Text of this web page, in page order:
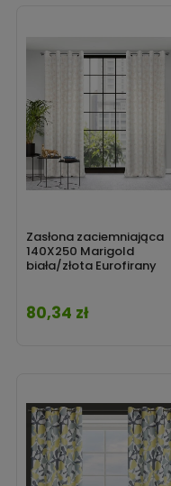
Zasłona zaciemniająca
140X250 Marigold
biała/złota Eurofirany
Cena
80,34 zł